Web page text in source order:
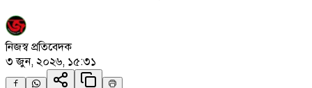
নিজস্ব প্রতিবেদক
৩ জুন, ২০২৬, ১৫:৩১